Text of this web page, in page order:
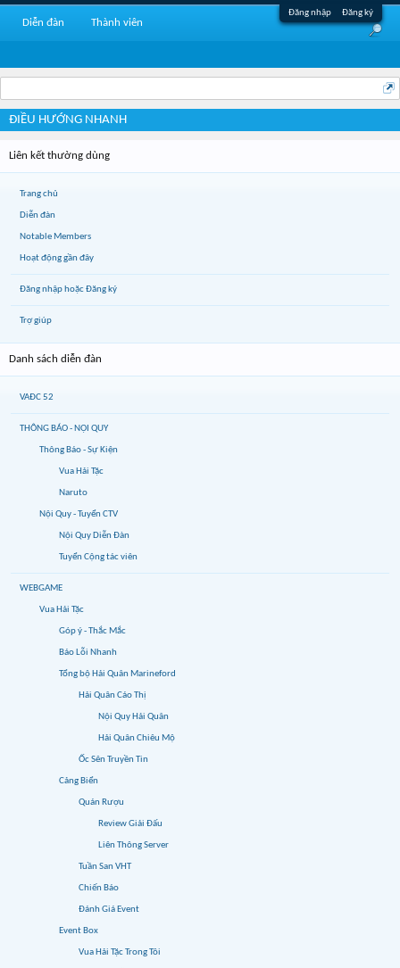
Đăng nhập Đăng ký
ĐIỀU HƯỚNG NHANH
Liên kết thường dùng
Trang chủ
Diễn đàn
Notable Members
Hoạt động gần đây
Đăng nhập hoặc Đăng ký
Trợ giúp
Danh sách diễn đàn
VAĐC 52
THÔNG BÁO - NỘI QUY
Thông Báo - Sự Kiện
Vua Hải Tặc
Naruto
Nội Quy - Tuyển CTV
Nội Quy Diễn Đàn
Tuyển Cộng tác viên
WEBGAME
Vua Hải Tặc
Góp ý - Thắc Mắc
Báo Lỗi Nhanh
Tổng bộ Hải Quân Marineford
Hải Quân Cáo Thị
Nội Quy Hải Quân
Hải Quân Chiêu Mộ
Ốc Sên Truyền Tin
Cảng Biển
Quán Rượu
Review Giải Đấu
Liên Thông Server
Tuần San VHT
Chiến Báo
Đánh Giá Event
Event Box
Vua Hải Tặc Trong Tôi
Diễn đàn Thành viên